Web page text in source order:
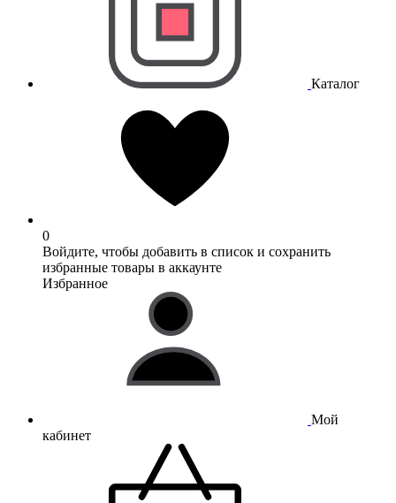
Каталог
0
Войдите, чтобы добавить в список и сохранить
избранные товары в аккаунте
Избранное
Мой
кабинет